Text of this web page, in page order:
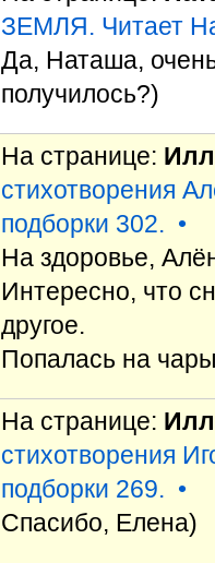
ЗЕМЛЯ. Читает
Да, Наташа,
получилось?)
На странице:
стихотворения
подборки 302. •
На здоровье,
Интересно, что
другое.
Попалась на
На странице:
стихотворения
подборки 269. •
Спасибо, Елена)